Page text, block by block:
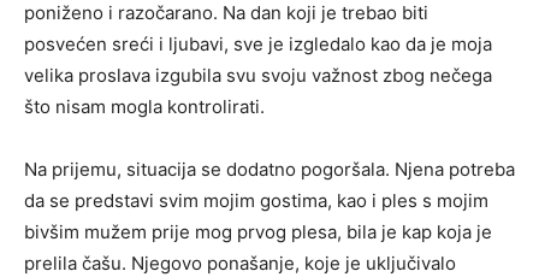
poniženo i razočarano. Na dan koji je trebao biti
posvećen sreći i ljubavi, sve je izgledalo kao da je moja
velika proslava izgubila svu svoju važnost zbog nečega
što nisam mogla kontrolirati.
Na prijemu, situacija se dodatno pogoršala. Njena potreba
da se predstavi svim mojim gostima, kao i ples s mojim
bivšim mužem prije mog prvog plesa, bila je kap koja je
prelila čašu. Njegovo ponašanje, koje je uključivalo